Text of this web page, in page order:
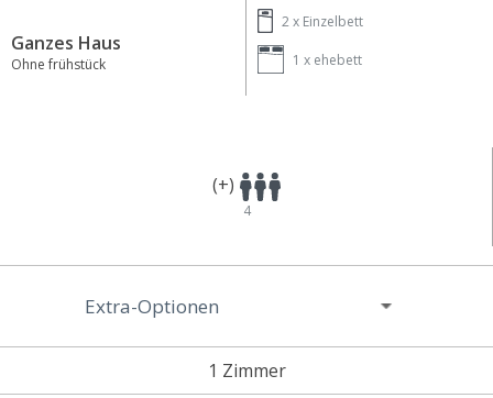
Ganzes Haus
Ohne frühstück
2 x Einzelbett
1 x ehebett
(+)
4
1 Zimmer
Extra-Optionen